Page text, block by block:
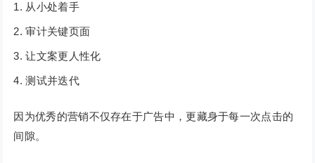
从小处着手
审计关键页面
让文案更人性化
测试并迭代
因为优秀的营销不仅存在于广告中，更藏身于每一次点击的
间隙。